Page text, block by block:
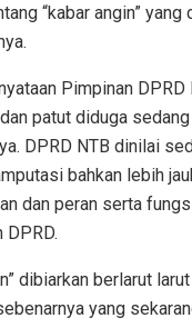
“kabar angin” yang
Pimpinan DPRD
patut diduga
DPRD NTB dinilai
bahkan lebih
dan peran serta
DPRD.
dibiarkan berlarut
yang